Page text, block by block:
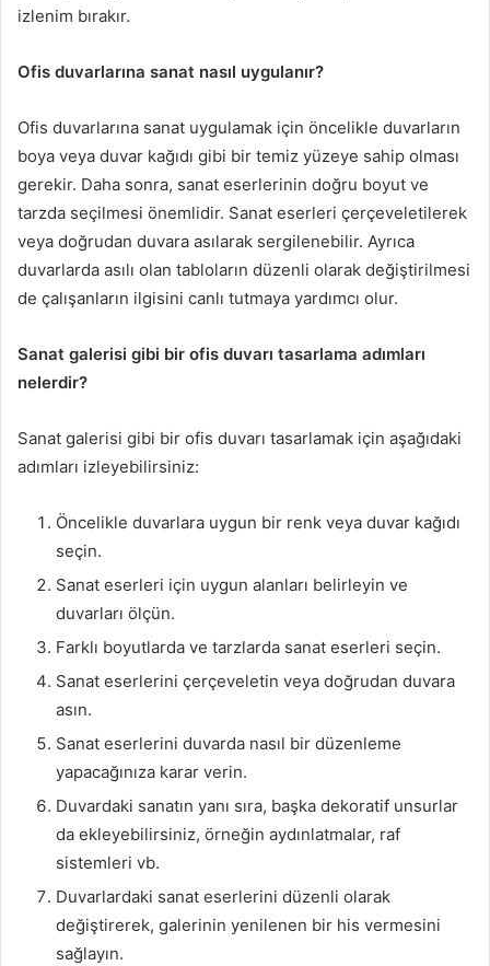
izlenim bırakır.
Ofis duvarlarına sanat nasıl uygulanır?
Ofis duvarlarına sanat uygulamak için öncelikle duvarların
boya veya duvar kağıdı gibi bir temiz yüzeye sahip olması
gerekir. Daha sonra, sanat eserlerinin doğru boyut ve
tarzda seçilmesi önemlidir. Sanat eserleri çerçeveletilerek
veya doğrudan duvara asılarak sergilenebilir. Ayrıca
duvarlarda asılı olan tabloların düzenli olarak değiştirilmesi
de çalışanların ilgisini canlı tutmaya yardımcı olur.
Sanat galerisi gibi bir ofis duvarı tasarlama adımları
nelerdir?
Sanat galerisi gibi bir ofis duvarı tasarlamak için aşağıdaki
adımları izleyebilirsiniz:
Öncelikle duvarlara uygun bir renk veya duvar kağıdı
seçin.
Sanat eserleri için uygun alanları belirleyin ve
duvarları ölçün.
Farklı boyutlarda ve tarzlarda sanat eserleri seçin.
Sanat eserlerini çerçeveletin veya doğrudan duvara
asın.
Sanat eserlerini duvarda nasıl bir düzenleme
yapacağınıza karar verin.
Duvardaki sanatın yanı sıra, başka dekoratif unsurlar
da ekleyebilirsiniz, örneğin aydınlatmalar, raf
sistemleri vb.
Duvarlardaki sanat eserlerini düzenli olarak
değiştirerek, galerinin yenilenen bir his vermesini
sağlayın.